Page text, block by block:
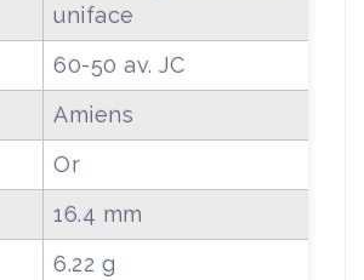
uniface
60-50 av. JC
Amiens
Or
16.4 mm
6.22 g